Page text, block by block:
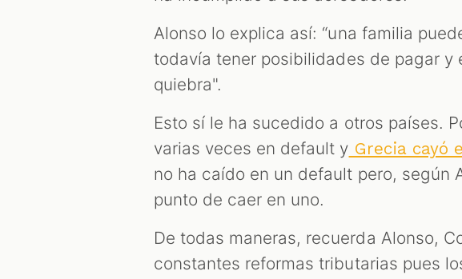
Alonso lo explica así: “una familia
todavía tener posibilidades de pagar y
quiebra".
Esto sí le ha sucedido a otros países.
varias veces en default y Grecia cayó
no ha caído en un default pero, según
punto de caer en uno.
De todas maneras, recuerda Alonso,
constantes reformas tributarias pues